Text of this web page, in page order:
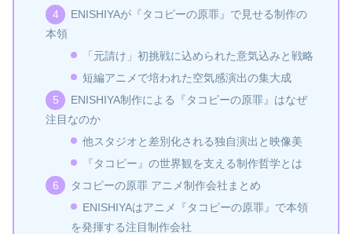
ENISHIYAが『タコピーの原罪』で見せる制作の
本領
「元請け」初挑戦に込められた意気込みと戦略
短編アニメで培われた空気感演出の集大成
ENISHIYA制作による『タコピーの原罪』はなぜ
注目なのか
他スタジオと差別化される独自演出と映像美
『タコピー』の世界観を支える制作哲学とは
タコピーの原罪 アニメ制作会社まとめ
ENISHIYAはアニメ『タコピーの原罪』で本領
を発揮する注目制作会社